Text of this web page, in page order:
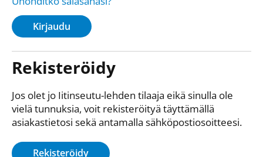
Kirjaudu
Rekisteröidy
Jos olet jo Iitinseutu-lehden tilaaja eikä sinulla ole
vielä tunnuksia, voit rekisteröityä täyttämällä
asiakastietosi sekä antamalla sähkö­posti­osoitteesi.
Rekisteröidy